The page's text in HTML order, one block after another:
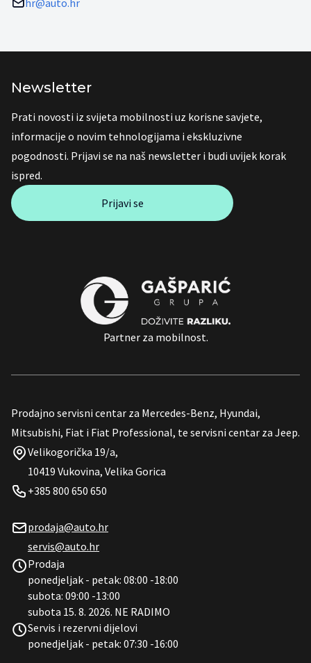
hr@auto.hr
Newsletter
Prati novosti iz svijeta mobilnosti uz korisne savjete,
informacije o novim tehnologijama i ekskluzivne
pogodnosti. Prijavi se na naš newsletter i budi uvijek korak
ispred.
Prijavi se
Partner za mobilnost.
Prodajno servisni centar za Mercedes-Benz, Hyundai,
Mitsubishi, Fiat i Fiat Professional, te servisni centar za Jeep.
Velikogorička 19/a,
10419 Vukovina, Velika Gorica
+385 800 650 650
prodaja@auto.hr
servis@auto.hr
Prodaja
ponedjeljak - petak: 08:00 -18:00
subota: 09:00 -13:00
subota 15. 8. 2026. NE RADIMO
Servis i rezervni dijelovi
ponedjeljak - petak: 07:30 -16:00